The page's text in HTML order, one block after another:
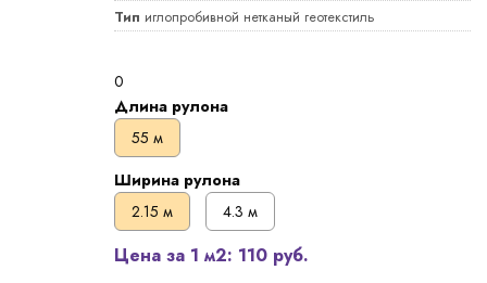
Тип иглопробивной нетканый геотекстиль
0
Длина рулона
55 м
Ширина рулона
2.15 м
4.3 м
Цена за 1 м2: 110 руб.